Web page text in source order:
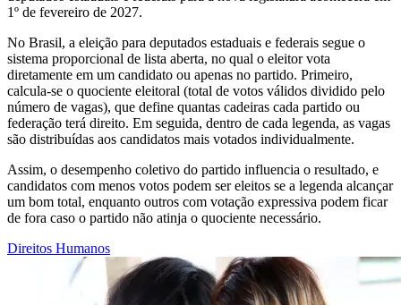
1º de fevereiro de 2027.
No Brasil, a eleição para deputados estaduais e federais segue o
sistema proporcional de lista aberta, no qual o eleitor vota
diretamente em um candidato ou apenas no partido. Primeiro,
calcula-se o quociente eleitoral (total de votos válidos dividido pelo
número de vagas), que define quantas cadeiras cada partido ou
federação terá direito. Em seguida, dentro de cada legenda, as vagas
são distribuídas aos candidatos mais votados individualmente.
Assim, o desempenho coletivo do partido influencia o resultado, e
candidatos com menos votos podem ser eleitos se a legenda alcançar
um bom total, enquanto outros com votação expressiva podem ficar
de fora caso o partido não atinja o quociente necessário.
Direitos Humanos